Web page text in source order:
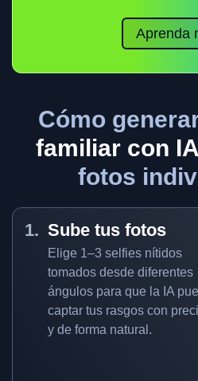
Aprenda
Cómo
familiar con IA
fotos
Sube tus fotos
Elige 1–3 selfies nítidos
tomados desde diferentes
ángulos para que la IA
captar tus rasgos con
y de forma natural.